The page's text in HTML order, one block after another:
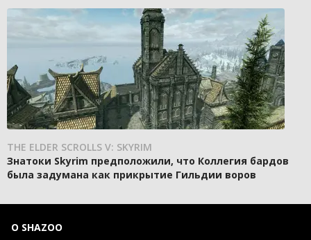
THE ELDER SCROLLS V: SKYRIM
Знатоки Skyrim предположили, что Коллегия бардов
была задумана как прикрытие Гильдии воров
О SHAZOO